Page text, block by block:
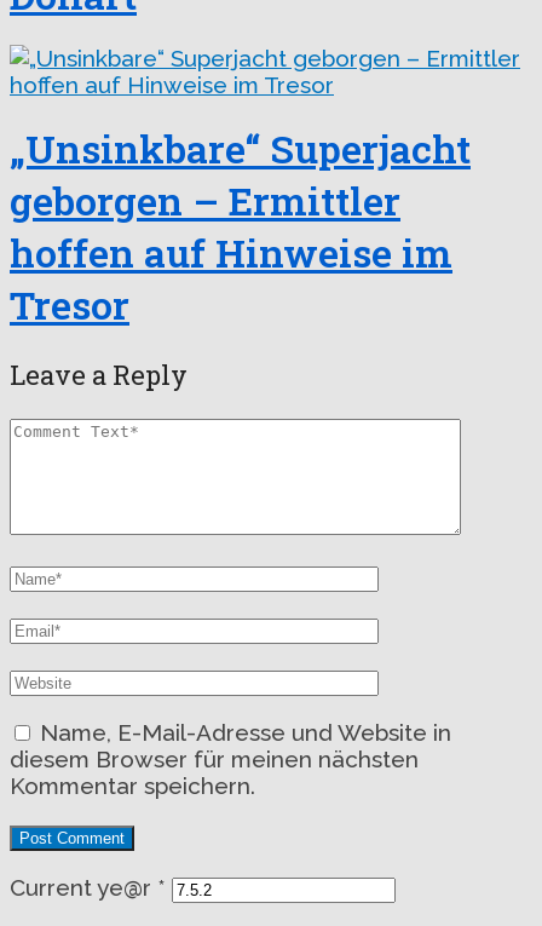
„Unsinkbare“ Superjacht
geborgen – Ermittler
hoffen auf Hinweise im
Tresor
Leave a Reply
Name, E-Mail-Adresse und Website in
diesem Browser für meinen nächsten
Kommentar speichern.
Current ye@r *